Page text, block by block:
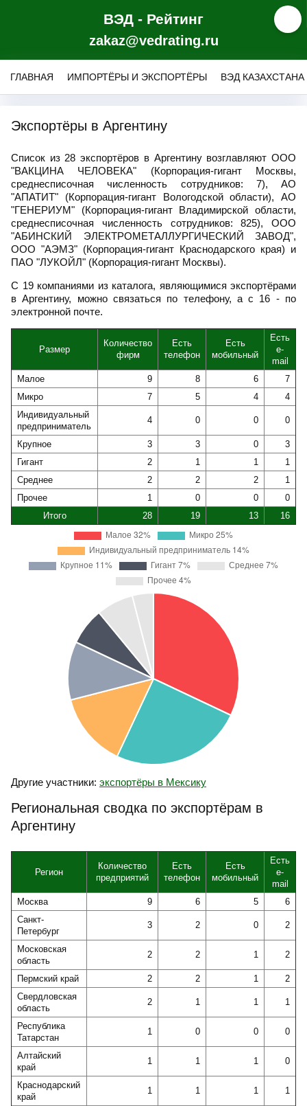
ВЭД - Рейтинг
zakaz@vedrating.ru
ГЛАВНАЯ ИМПОРТЁРЫ И ЭКСПОРТЁРЫ ВЭД КАЗАХСТАНА
Экспортёры в Аргентину
Список из 28 экспортёров в Аргентину возглавляют ООО
"ВАКЦИНА ЧЕЛОВЕКА" (Корпорация-гигант Москвы,
среднесписочная численность сотрудников: 7), АО
"АПАТИТ" (Корпорация-гигант Вологодской области), АО
"ГЕНЕРИУМ" (Корпорация-гигант Владимирской области,
среднесписочная численность сотрудников: 825), ООО
"АБИНСКИЙ ЭЛЕКТРОМЕТАЛЛУРГИЧЕСКИЙ ЗАВОД",
ООО "АЭМЗ" (Корпорация-гигант Краснодарского края) и
ПАО "ЛУКОЙЛ" (Корпорация-гигант Москвы).
С 19 компаниями из каталога, являющимися экспортёрами
в Аргентину, можно связаться по телефону, а с 16 - по
электронной почте.
Размер
Количество
фирм
Есть
телефон
Есть
мобильный
Есть
e-
mail
Малое
9 8 6
7
Микро
7 5 4
4
Индивидуальный
предприниматель
4 0 0 0
Крупное 3 3 0
3
Гигант
2 1 1
1
Среднее
2 2 2
1
Прочее
1 0 0
0
Итого
28 19 13 16
Другие участники: экспортёры в Мексику
Региональная сводка по экспортёрам в
Аргентину
Регион
Количество
предприятий
Есть
телефон
Есть
мобильный
Есть
e-
mail
Москва
9 6 5
6
Санкт-
Петербург
3 2 0 2
Московская
область
2 2 1 2
Пермский край 2 2 1
2
Свердловская
область
2 1 1 1
Республика
Татарстан
1 0 0 0
Алтайский
край
1 1 1 0
Краснодарский
край
1 1 1 1